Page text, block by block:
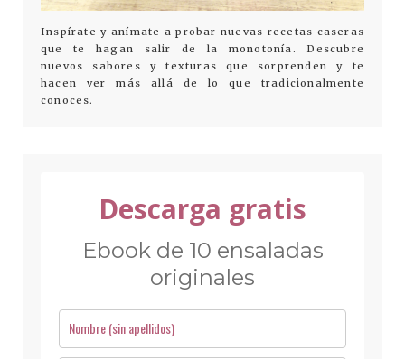
Inspírate y anímate a probar nuevas recetas caseras
que te hagan salir de la monotonía. Descubre
nuevos sabores y texturas que sorprenden y te
hacen ver más allá de lo que tradicionalmente
conoces.
Descarga gratis
Ebook de 10 ensaladas
originales